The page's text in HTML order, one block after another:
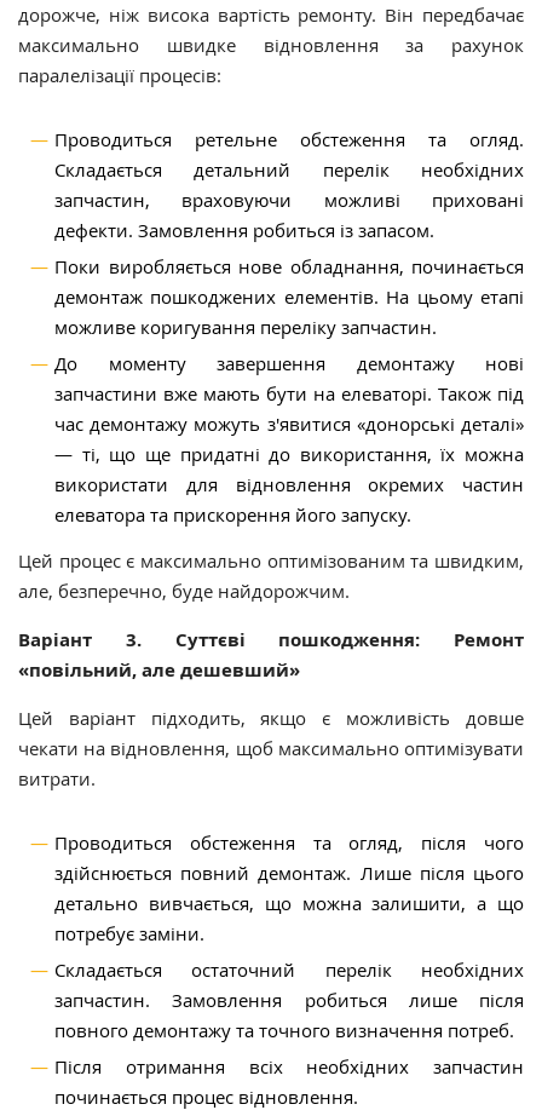
дорожче, ніж висока вартість ремонту. Він передбачає
максимально швидке відновлення за рахунок
паралелізації процесів:
Проводиться ретельне обстеження та огляд.
Складається детальний перелік необхідних
запчастин, враховуючи можливі приховані
дефекти. Замовлення робиться із запасом.
Поки виробляється нове обладнання, починається
демонтаж пошкоджених елементів. На цьому етапі
можливе коригування переліку запчастин.
До моменту завершення демонтажу нові
запчастини вже мають бути на елеваторі. Також під
час демонтажу можуть з'явитися «донорські деталі»
— ті, що ще придатні до використання, їх можна
використати для відновлення окремих частин
елеватора та прискорення його запуску.
Цей процес є максимально оптимізованим та швидким,
але, безперечно, буде найдорожчим.
Варіант 3. Суттєві пошкодження: Ремонт
«повільний, але дешевший»
Цей варіант підходить, якщо є можливість довше
чекати на відновлення, щоб максимально оптимізувати
витрати.
Проводиться обстеження та огляд, після чого
здійснюється повний демонтаж. Лише після цього
детально вивчається, що можна залишити, а що
потребує заміни.
Складається остаточний перелік необхідних
запчастин. Замовлення робиться лише після
повного демонтажу та точного визначення потреб.
Після отримання всіх необхідних запчастин
починається процес відновлення.